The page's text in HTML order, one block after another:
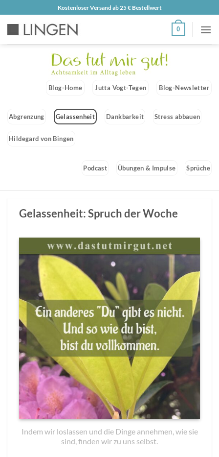
Inhalt
Kostenloser Versand ab 25 € Bestellwert
0
Blog-Home Jutta Vogt-Tegen Blog-Newsletter
Abgrenzung Gelassenheit Dankbarkeit Stress abbauen
Hildegard von Bingen
Podcast Übungen & Impulse Sprüche
Gelassenheit: Spruch der Woche
Indem wir loslassen und die Dinge annehmen, wie sie
sind, finden wir zu uns selbst.